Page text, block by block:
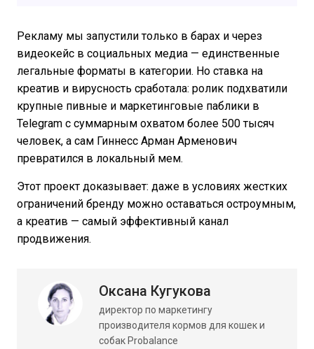
Рекламу мы запустили только в барах и через
видеокейс в социальных медиа — единственные
легальные форматы в категории. Но ставка на
креатив и вирусность сработала: ролик подхватили
крупные пивные и маркетинговые паблики в
Telegram с суммарным охватом более 500 тысяч
человек, а сам Гиннесс Арман Арменович
превратился в локальный мем.
Этот проект доказывает: даже в условиях жестких
ограничений бренду можно оставаться остроумным,
а креатив — самый эффективный канал
продвижения.
Оксана Кугукова
директор по маркетингу
производителя кормов для кошек и
собак Probalancе